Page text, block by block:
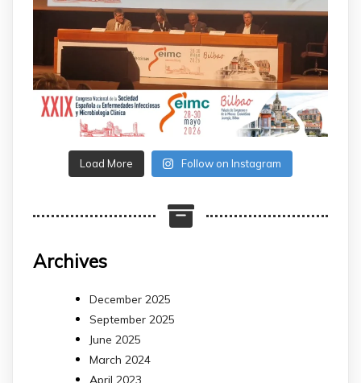
Load More Follow on Instagram
Archives
December 2025
September 2025
June 2025
March 2024
April 2023